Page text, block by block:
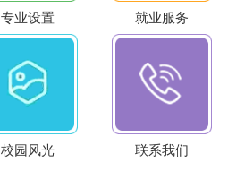
专业设置 就业服务
校园风光 联系我们